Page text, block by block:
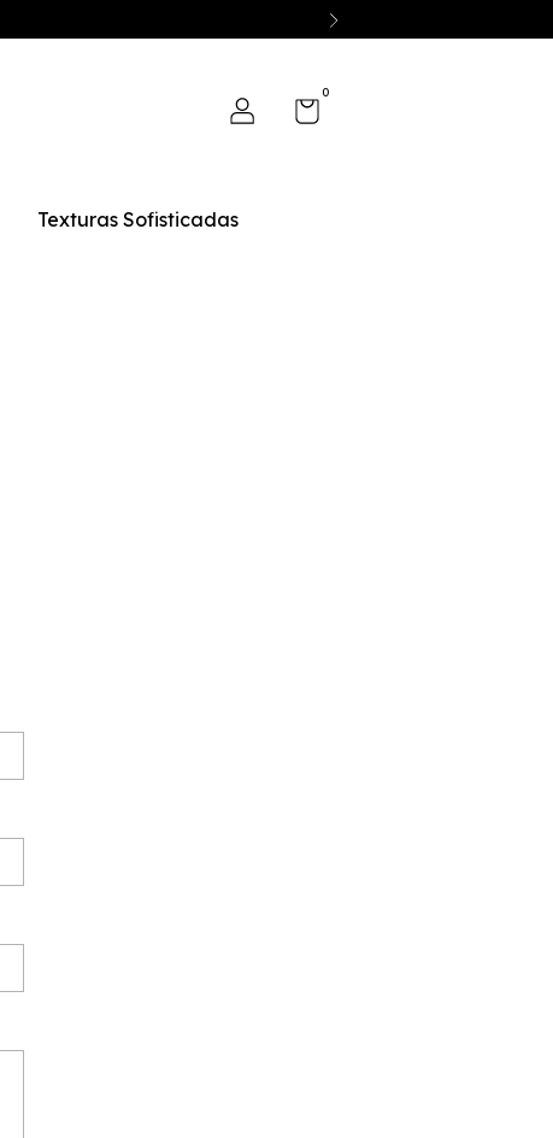
0
Texturas Sofisticadas